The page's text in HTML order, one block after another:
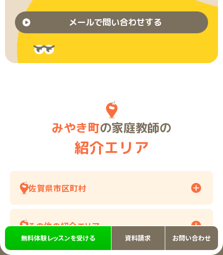
メールで問い合わせする
みやき町の家庭教師の
紹介エリア
佐賀県市区町村
その他の紹介エリア
無料体験レッスンを受ける 資料請求 お問い合わせ